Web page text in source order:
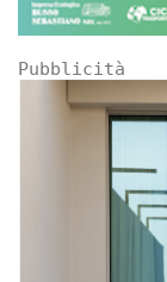
Pubblicità